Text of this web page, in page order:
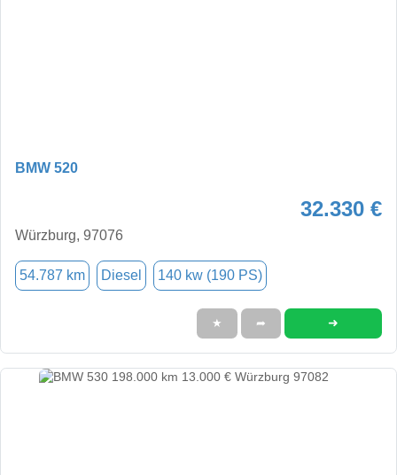
BMW 520
32.330 €
Würzburg, 97076
54.787 km Diesel 140 kw (190 PS)
★ ➦ ➜